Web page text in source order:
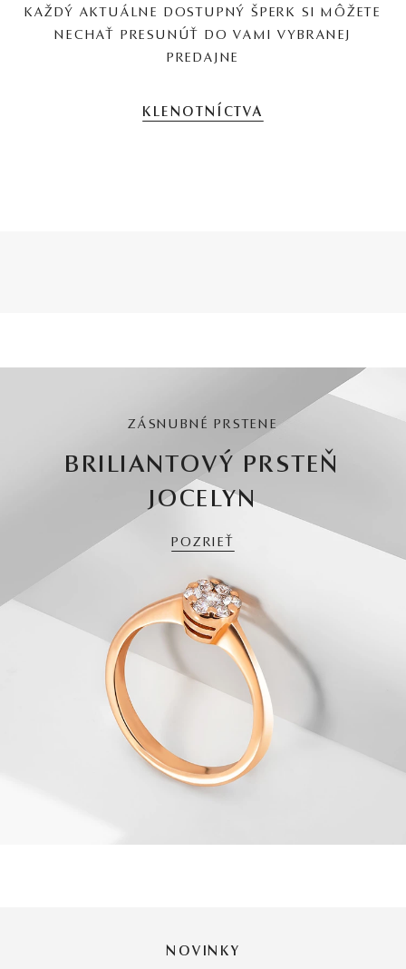
KAŽDÝ AKTUÁLNE DOSTUPNÝ ŠPERK SI MÔŽETE
NECHAŤ PRESUNÚŤ DO VAMI VYBRANEJ
PREDAJNE
KLENOTNÍCTVA
ZÁSNUBNÉ PRSTENE
BRILIANTOVÝ PRSTEŇ
JOCELYN
POZRIEŤ
NOVINKY